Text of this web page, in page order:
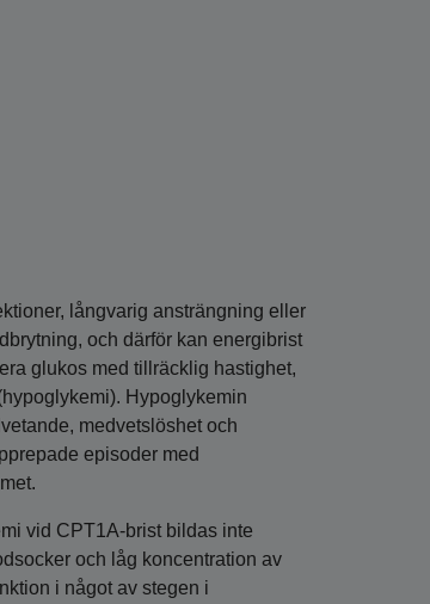
långvarig ansträngning eller
och därför kan energibrist
glukos med tillräcklig hastighet,
Hypoglykemin
medvetslöshet och
episoder med
vid CPT1A-brist bildas inte
och låg koncentration av
i något av stegen i